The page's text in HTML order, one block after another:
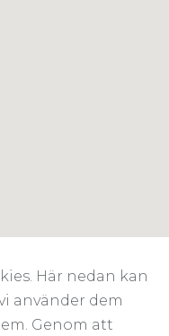
Här nedan kan
använder dem
Genom att